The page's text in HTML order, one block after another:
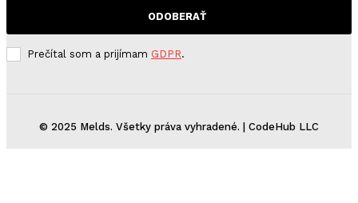
ODOBERAŤ
Prečítal som a prijímam GDPR.
© 2025 Melds. Všetky práva vyhradené. | CodeHub LLC